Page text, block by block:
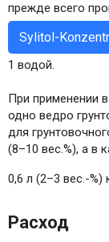
прежде всего
Sylitol-
1 водой.
При применении
одно ведро
для
(8–10 вес.%), а в
0,6 л (2–3 вес.-%)
Расход